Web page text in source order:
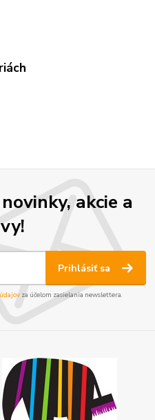
akcie a
Prihlásiť sa
za účelom zasielania newslettera.